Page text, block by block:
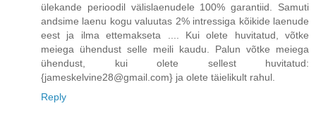
ülekande perioodil välislaenudele 100% garantiid. Samuti
andsime laenu kogu valuutas 2% intressiga kõikide laenude
eest ja ilma ettemakseta .... Kui olete huvitatud, võtke
meiega ühendust selle meili kaudu. Palun võtke meiega
ühendust, kui olete sellest huvitatud:
{jameskelvine28@gmail.com} ja olete täielikult rahul.
Reply